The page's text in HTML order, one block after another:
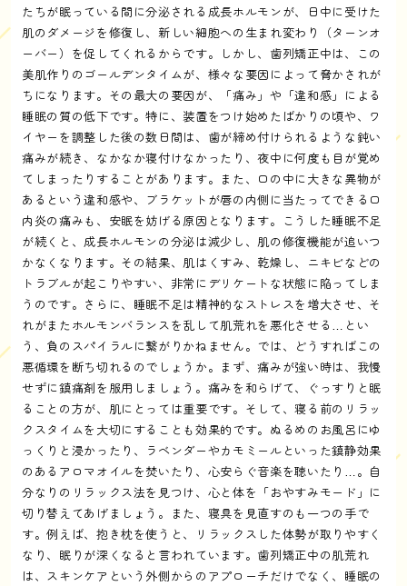
たちが眠っている間に分泌される成長ホルモンが、日中に受けた
肌のダメージを修復し、新しい細胞への生まれ変わり（ターンオ
ーバー）を促してくれるからです。しかし、歯列矯正中は、この
美肌作りのゴールデンタイムが、様々な要因によって脅かされが
ちになります。その最大の要因が、「痛み」や「違和感」による
睡眠の質の低下です。特に、装置をつけ始めたばかりの頃や、ワ
イヤーを調整した後の数日間は、歯が締め付けられるような鈍い
痛みが続き、なかなか寝付けなかったり、夜中に何度も目が覚め
てしまったりすることがあります。また、口の中に大きな異物が
あるという違和感や、ブラケットが唇の内側に当たってできる口
内炎の痛みも、安眠を妨げる原因となります。こうした睡眠不足
が続くと、成長ホルモンの分泌は減少し、肌の修復機能が追いつ
かなくなります。その結果、肌はくすみ、乾燥し、ニキビなどの
トラブルが起こりやすい、非常にデリケートな状態に陥ってしま
うのです。さらに、睡眠不足は精神的なストレスを増大させ、そ
れがまたホルモンバランスを乱して肌荒れを悪化させる…とい
う、負のスパイラルに繋がりかねません。では、どうすればこの
悪循環を断ち切れるのでしょうか。まず、痛みが強い時は、我慢
せずに鎮痛剤を服用しましょう。痛みを和らげて、ぐっすりと眠
ることの方が、肌にとっては重要です。そして、寝る前のリラッ
クスタイムを大切にすることも効果的です。ぬるめのお風呂にゆ
っくりと浸かったり、ラベンダーやカモミールといった鎮静効果
のあるアロマオイルを焚いたり、心安らぐ音楽を聴いたり…。自
分なりのリラックス法を見つけ、心と体を「おやすみモード」に
切り替えてあげましょう。また、寝具を見直すのも一つの手で
す。例えば、抱き枕を使うと、リラックスした体勢が取りやすく
なり、眠りが深くなると言われています。歯列矯正中の肌荒れ
は、スキンケアという外側からのアプローチだけでなく、睡眠の